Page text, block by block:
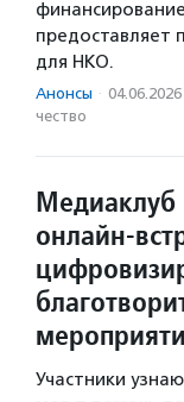
предоставляет
для НКО.
Анонсы · 04.06.2026
чест­во
Медиаклуб
онлайн-
Участники